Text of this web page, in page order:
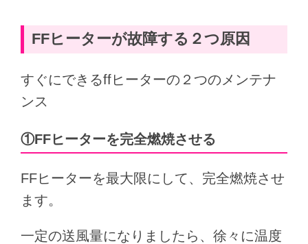
FFヒーターが故障する２つ原因
すぐにできるffヒーターの２つのメンテナ
ンス
①FFヒーターを完全燃焼させる
FFヒーターを最大限にして、完全燃焼させ
ます。
一定の送風量になりましたら、徐々に温度